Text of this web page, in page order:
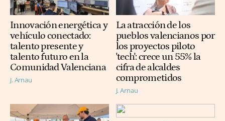
Innovación energética y
vehículo conectado:
talento presente y
talento futuro en la
Comunidad Valenciana
J. Arnau
La atracción de los
pueblos valencianos por
los proyectos piloto
'tech': crece un 55% la
cifra de alcaldes
comprometidos
J. Arnau